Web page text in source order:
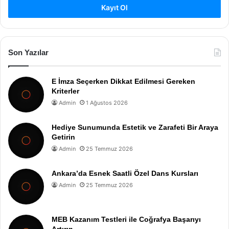
Kayıt Ol
Son Yazılar
E İmza Seçerken Dikkat Edilmesi Gereken
Kriterler
Admin 1 Ağustos 2026
Hediye Sunumunda Estetik ve Zarafeti Bir Araya
Getirin
Admin 25 Temmuz 2026
Ankara’da Esnek Saatli Özel Dans Kursları
Admin 25 Temmuz 2026
MEB Kazanım Testleri ile Coğrafya Başarıyı